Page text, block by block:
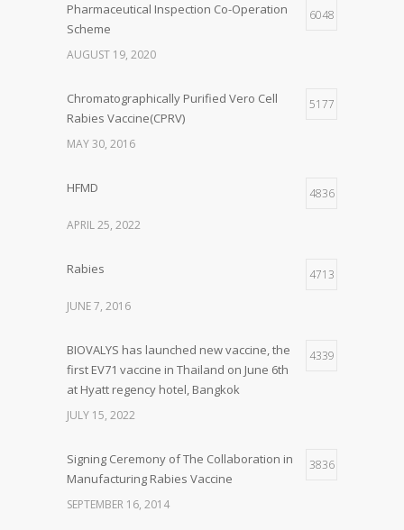
Pharmaceutical Inspection Co-Operation
Scheme
6048
AUGUST 19, 2020
Chromatographically Purified Vero Cell
Rabies Vaccine(CPRV)
5177
MAY 30, 2016
HFMD 4836
APRIL 25, 2022
Rabies 4713
JUNE 7, 2016
BIOVALYS has launched new vaccine, the
first EV71 vaccine in Thailand on June 6th
at Hyatt regency hotel, Bangkok
4339
JULY 15, 2022
Signing Ceremony of The Collaboration in
Manufacturing Rabies Vaccine
3836
SEPTEMBER 16, 2014